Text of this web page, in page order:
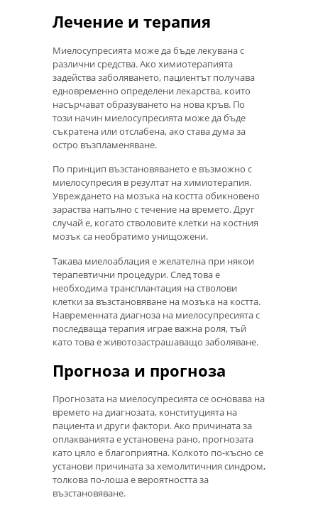
Лечение и терапия
Миелосупресията може да бъде лекувана с
различни средства. Ако химиотерапията
задейства заболяването, пациентът получава
едновременно определени лекарства, които
насърчават образуването на нова кръв. По
този начин миелосупресията може да бъде
съкратена или отслабена, ако става дума за
остро възпламеняване.
По принцип възстановяването е възможно с
миелосупресия в резултат на химиотерапия.
Увреждането на мозъка на костта обикновено
зараства напълно с течение на времето. Друг
случай е, когато стволовите клетки на костния
мозък са необратимо унищожени.
Такава миелоаблация е желателна при някои
терапевтични процедури. След това е
необходима трансплантация на стволови
клетки за възстановяване на мозъка на костта.
Навременната диагноза на миелосупресията с
последваща терапия играе важна роля, тъй
като това е животозастрашаващо заболяване.
Прогноза и прогноза
Прогнозата на миелосупресията се основава на
времето на диагнозата, конституцията на
пациента и други фактори. Ако причината за
оплакванията е установена рано, прогнозата
като цяло е благоприятна. Колкото по-късно се
установи причината за хемолитичния синдром,
толкова по-лоша е вероятността за
възстановяване.